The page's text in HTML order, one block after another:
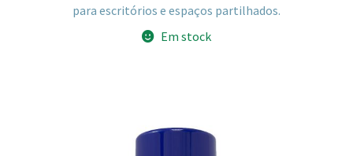
para escritórios e espaços partilhados.
Em stock